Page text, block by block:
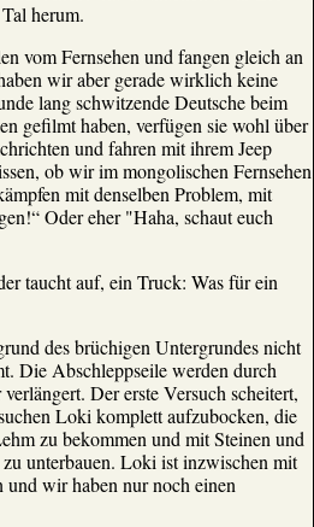
herum.
vom Fernsehen und fangen gleich an
wir aber gerade wirklich keine
lang schwitzende Deutsche beim
gefilmt haben, verfügen sie wohl über
und fahren mit ihrem Jeep
ob wir im mongolischen Fernsehen
mit denselben Problem, mit
Oder eher "Haha, schaut euch
taucht auf, ein Truck: Was für ein
des brüchigen Untergrundes nicht
Die Abschleppseile werden durch
Der erste Versuch scheitert,
Loki komplett aufzubocken, die
zu bekommen und mit Steinen und
zu unterbauen. Loki ist inzwischen mit
und wir haben nur noch einen